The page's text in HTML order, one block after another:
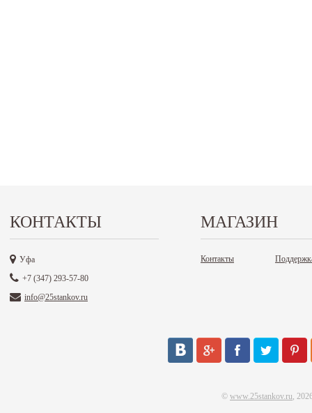
КОНТАКТЫ
Уфа
+7 (347) 293-57-80
info@25stankov.ru
МАГАЗИН
Контакты
© www.25stankov.ru,